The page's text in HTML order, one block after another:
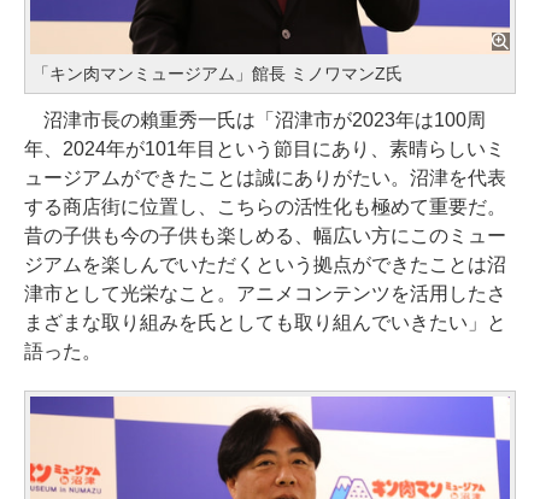
「キン肉マンミュージアム」館長 ミノワマンZ氏
沼津市長の賴重秀一氏は「沼津市が2023年は100周
年、2024年が101年目という節目にあり、素晴らしいミ
ュージアムができたことは誠にありがたい。沼津を代表
する商店街に位置し、こちらの活性化も極めて重要だ。
昔の子供も今の子供も楽しめる、幅広い方にこのミュー
ジアムを楽しんでいただくという拠点ができたことは沼
津市として光栄なこと。アニメコンテンツを活用したさ
まざまな取り組みを氏としても取り組んでいきたい」と
語った。